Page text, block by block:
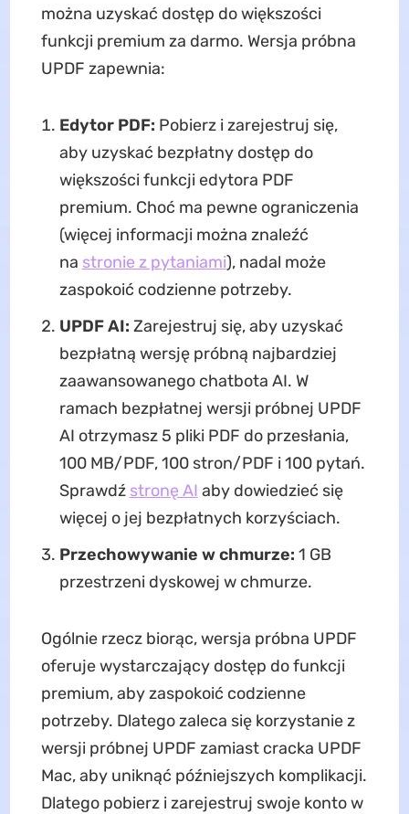
można uzyskać dostęp do większości
funkcji premium za darmo. Wersja próbna
UPDF zapewnia:
Edytor PDF: Pobierz i zarejestruj się,
aby uzyskać bezpłatny dostęp do
większości funkcji edytora PDF
premium. Choć ma pewne ograniczenia
(więcej informacji można znaleźć
na stronie z pytaniami), nadal może
zaspokoić codzienne potrzeby.
UPDF AI: Zarejestruj się, aby uzyskać
bezpłatną wersję próbną najbardziej
zaawansowanego chatbota AI. W
ramach bezpłatnej wersji próbnej UPDF
AI otrzymasz 5 pliki PDF do przesłania,
100 MB/PDF, 100 stron/PDF i 100 pytań.
Sprawdź stronę AI aby dowiedzieć się
więcej o jej bezpłatnych korzyściach.
Przechowywanie w chmurze: 1 GB
przestrzeni dyskowej w chmurze.
Ogólnie rzecz biorąc, wersja próbna UPDF
oferuje wystarczający dostęp do funkcji
premium, aby zaspokoić codzienne
potrzeby. Dlatego zaleca się korzystanie z
wersji próbnej UPDF zamiast cracka UPDF
Mac, aby uniknąć późniejszych komplikacji.
Dlatego pobierz i zarejestruj swoje konto w